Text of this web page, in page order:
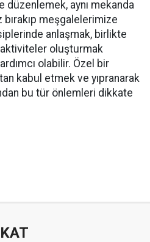
düzenlemek, aynı mekanda
meşgalelerimize
anlaşmak, birlikte
oluşturmak
olabilir. Özel bir
kabul etmek ve yıpranarak
bu tür önlemleri dikkate